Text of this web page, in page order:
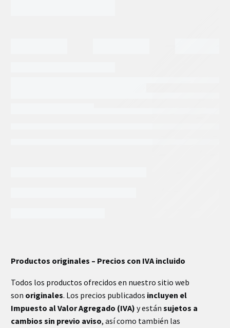
Productos originales – Precios con IVA incluido
Todos los productos ofrecidos en nuestro sitio web
son originales. Los precios publicados incluyen el
Impuesto al Valor Agregado (IVA) y están sujetos a
cambios sin previo aviso, así como también las